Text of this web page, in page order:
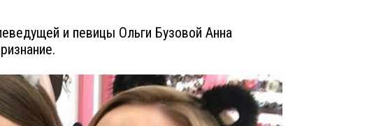
и певицы Ольги Бузовой Анна